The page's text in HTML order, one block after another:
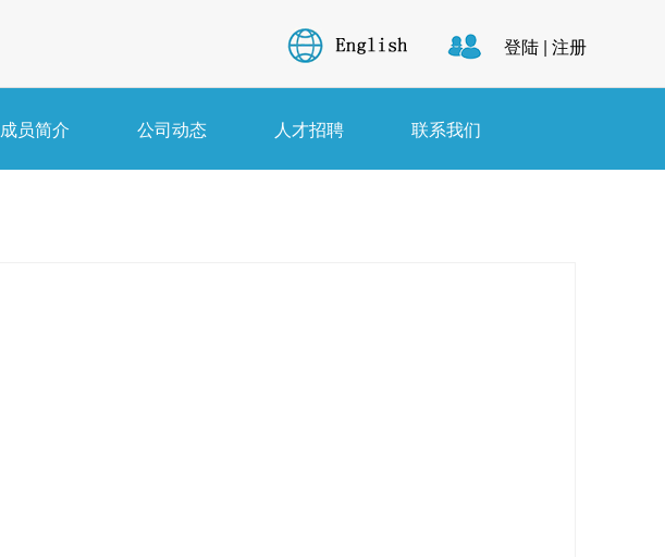
登陆 | 注册
成员简介 公司动态 人才招聘 联系我们